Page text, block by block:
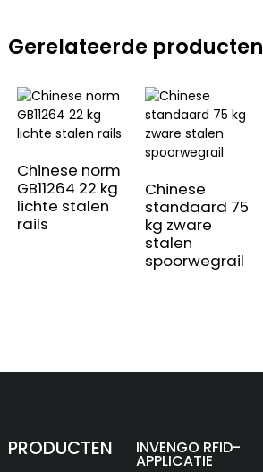
Gerelateerde producten
Chinese norm
GB11264 22 kg
lichte stalen
rails
Chinese
standaard 75
kg zware
stalen
spoorwegrail
PRODUCTEN INVENGO RFID-
APPLICATIE